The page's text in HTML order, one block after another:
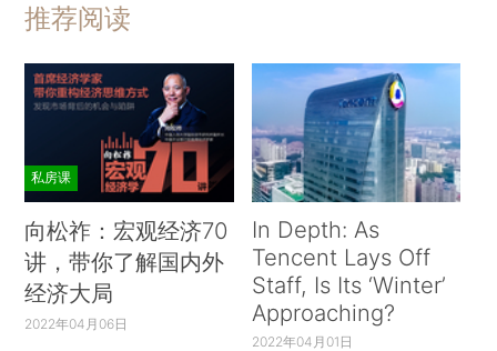
推荐阅读
私房课
向松祚：宏观经济70
讲，带你了解国内外
经济大局
2022年04月06日
In Depth: As
Tencent Lays Off
Staff, Is Its ‘Winter’
Approaching?
2022年04月01日